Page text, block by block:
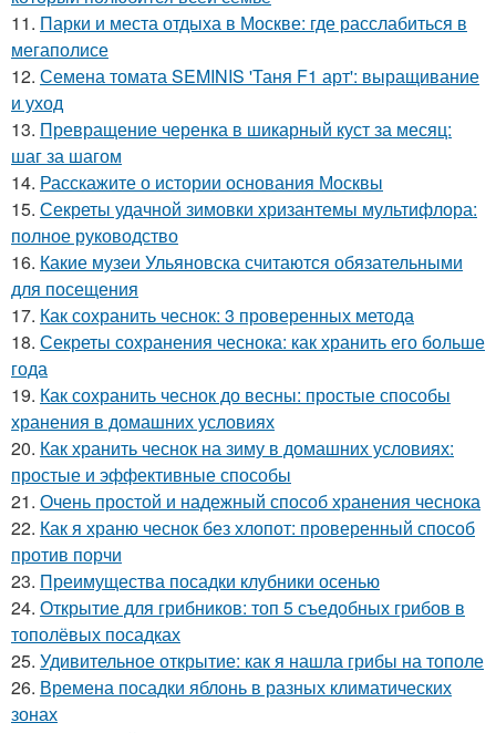
11. Парки и места отдыха в Москве: где расслабиться в
мегаполисе
12. Семена томата SEMINIS 'Таня F1 арт': выращивание
и уход
13. Превращение черенка в шикарный куст за месяц:
шаг за шагом
14. Расскажите о истории основания Москвы
15. Секреты удачной зимовки хризантемы мультифлора:
полное руководство
16. Какие музеи Ульяновска считаются обязательными
для посещения
17. Как сохранить чеснок: 3 проверенных метода
18. Секреты сохранения чеснока: как хранить его больше
года
19. Как сохранить чеснок до весны: простые способы
хранения в домашних условиях
20. Как хранить чеснок на зиму в домашних условиях:
простые и эффективные способы
21. Очень простой и надежный способ хранения чеснока
22. Как я храню чеснок без хлопот: проверенный способ
против порчи
23. Преимущества посадки клубники осенью
24. Открытие для грибников: топ 5 съедобных грибов в
тополёвых посадках
25. Удивительное открытие: как я нашла грибы на тополе
26. Времена посадки яблонь в разных климатических
зонах